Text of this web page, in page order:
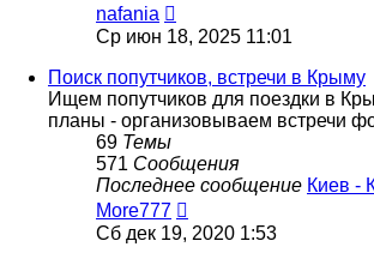
nafania
к
последнему
сообщению
Ср июн 18, 2025 11:01
Поиск попутчиков, встречи в Крыму
Ищем попутчиков для поездки в
планы - организовываем встречи
69 Темы
571 Сообщения
Последнее сообщение Киев -
More777
к
Сб дек 19, 2020 1:53